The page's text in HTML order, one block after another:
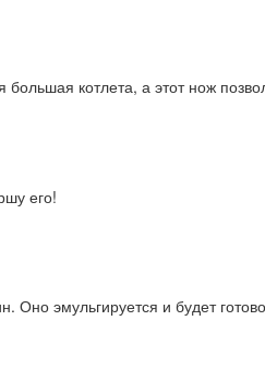
котлета, а этот нож
его!
эмульгируется и будет